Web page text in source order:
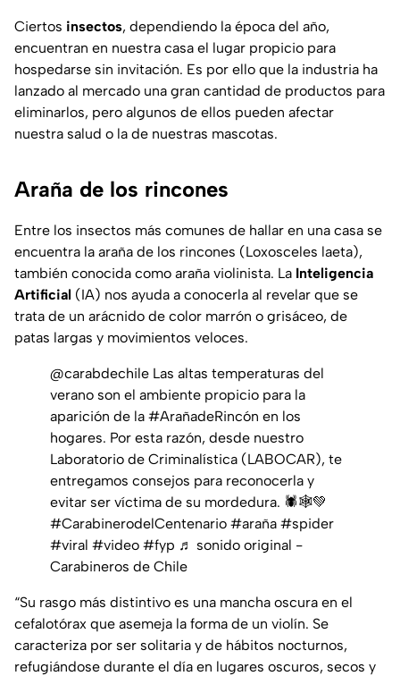
Ciertos insectos, dependiendo la época del año,
encuentran en nuestra casa el lugar propicio para
hospedarse sin invitación. Es por ello que la industria ha
lanzado al mercado una gran cantidad de productos para
eliminarlos, pero algunos de ellos pueden afectar
nuestra salud o la de nuestras mascotas.
Araña de los rincones
Entre los insectos más comunes de hallar en una casa se
encuentra la araña de los rincones (Loxosceles laeta),
también conocida como araña violinista. La Inteligencia
Artificial (IA) nos ayuda a conocerla al revelar que se
trata de un arácnido de color marrón o grisáceo, de
patas largas y movimientos veloces.
@carabdechile Las altas temperaturas del
verano son el ambiente propicio para la
aparición de la #ArañadeRincón en los
hogares. Por esta razón, desde nuestro
Laboratorio de Criminalística (LABOCAR), te
entregamos consejos para reconocerla y
evitar ser víctima de su mordedura. 🕷️🕸️💚
#CarabinerodelCentenario #araña #spider
#viral #video #fyp ♬ sonido original -
Carabineros de Chile
“Su rasgo más distintivo es una mancha oscura en el
cefalotórax que asemeja la forma de un violín. Se
caracteriza por ser solitaria y de hábitos nocturnos,
refugiándose durante el día en lugares oscuros, secos y